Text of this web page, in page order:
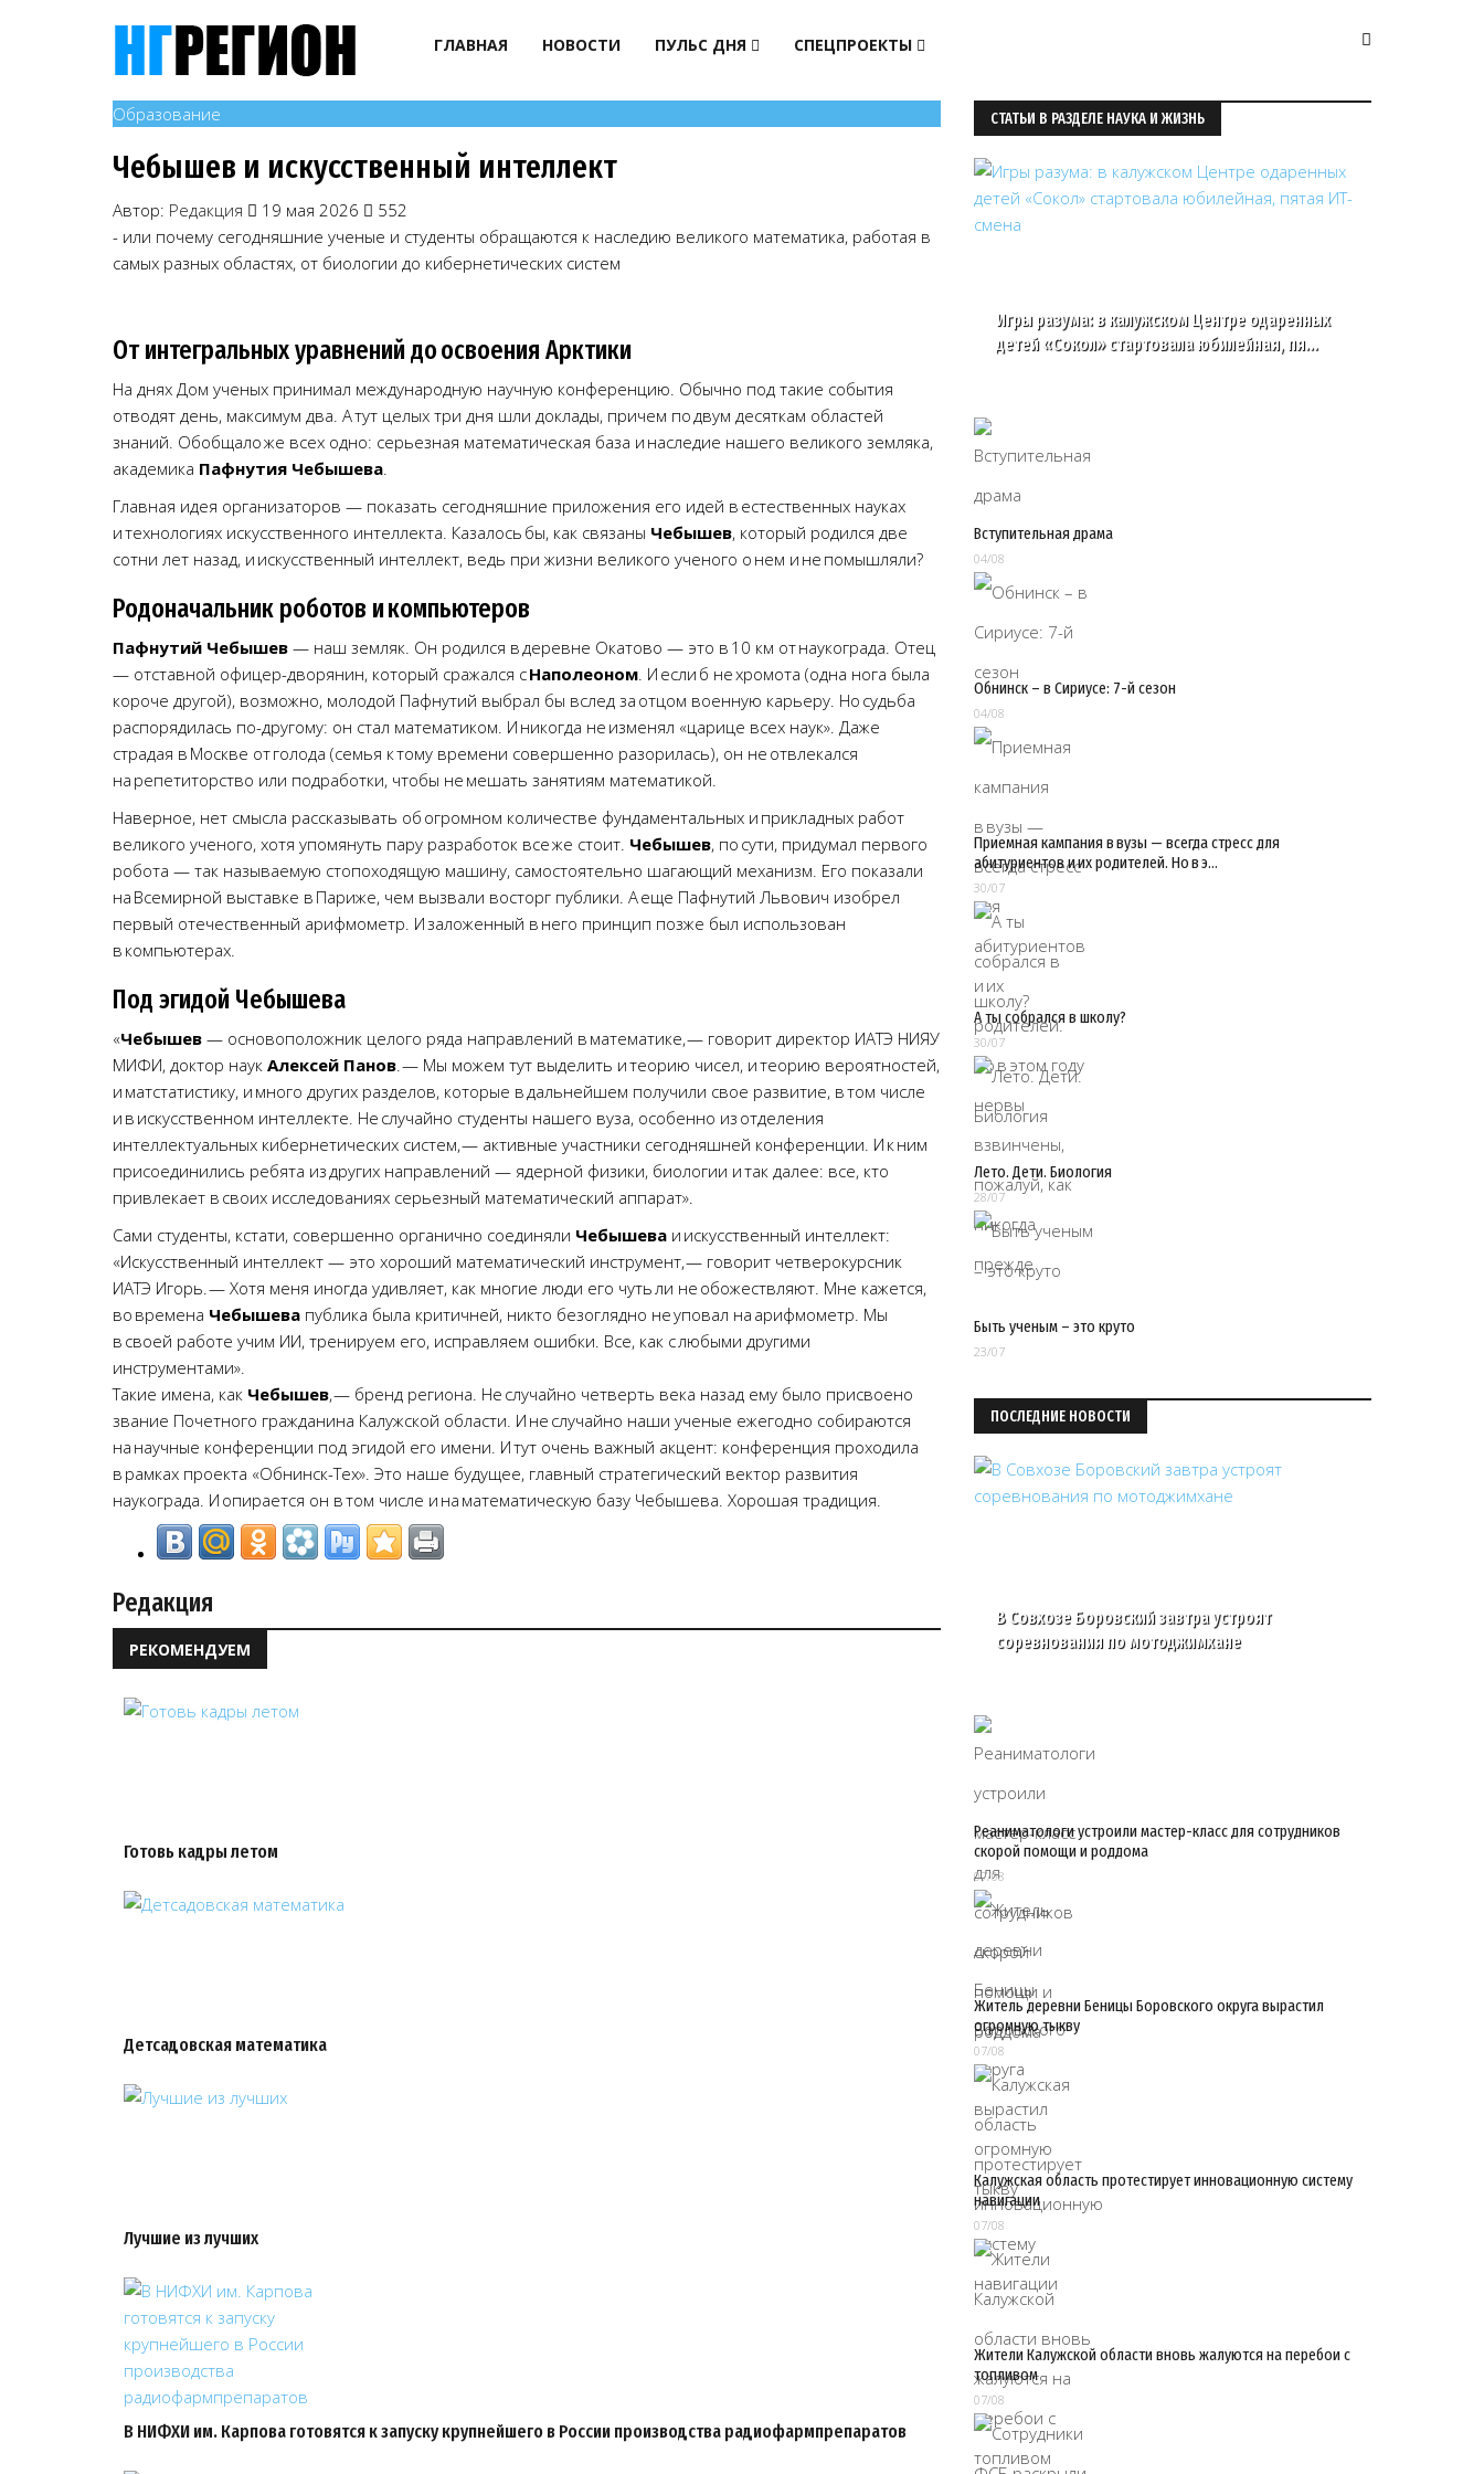
ГЛАВНАЯ НОВОСТИ ПУЛЬС ДНЯ СПЕЦПРОЕКТЫ
Образование
Чебышев и искусственный интеллект
Автор: Редакция 19 мая 2026
552
- или почему сегодняшние ученые и студенты обращаются к наследию великого математика, работая в
самых разных областях, от биологии до кибернетических систем
От интегральных уравнений до освоения Арктики
На днях Дом ученых принимал международную научную конференцию. Обычно под такие события
отводят день, максимум два. А тут целых три дня шли доклады, причем по двум десяткам областей
знаний. Обобщало же всех одно: серьезная математическая база и наследие нашего великого земляка,
академика Пафнутия Чебышева.
Главная идея организаторов — показать сегодняшние приложения его идей в естественных науках
и технологиях искусственного интеллекта. Казалось бы, как связаны Чебышев, который родился две
сотни лет назад, и искусственный интеллект, ведь при жизни великого ученого о нем и не помышляли?
Родоначальник роботов и компьютеров
Пафнутий Чебышев — наш земляк. Он родился в деревне Окатово — это в 10 км от наукограда. Отец
— отставной офицер-дворянин, который сражался сНаполеоном. И если б не хромота (одна нога была
короче другой), возможно, молодой Пафнутий выбрал бы вслед за отцом военную карьеру. Но судьба
распорядилась по-другому: он стал математиком. И никогда не изменял «царице всех наук». Даже
страдая в Москве от голода (семья к тому времени совершенно разорилась), он не отвлекался
на репетиторство или подработки, чтобы не мешать занятиям математикой.
Наверное, нет смысла рассказывать об огромном количестве фундаментальных и прикладных работ
великого ученого, хотя упомянуть пару разработок все же стоит. Чебышев, по сути, придумал первого
робота — так называемую стопоходящую машину, самостоятельно шагающий механизм. Его показали
на Всемирной выставке в Париже, чем вызвали восторг публики. А еще Пафнутий Львович изобрел
первый отечественный арифмометр. И заложенный в него принцип позже был использован
в компьютерах.
Под эгидой Чебышева
«Чебышев — основоположник целого ряда направлений в математике, — говорит директор ИАТЭ НИЯУ
МИФИ, доктор наук Алексей Панов. — Мы можем тут выделить и теорию чисел, и теорию вероятностей,
и матстатистику, и много других разделов, которые в дальнейшем получили свое развитие, в том числе
и в искусственном интеллекте. Не случайно студенты нашего вуза, особенно из отделения
интеллектуальных кибернетических систем, — активные участники сегодняшней конференции. И к ним
присоединились ребята из других направлений — ядерной физики, биологии и так далее: все, кто
привлекает в своих исследованиях серьезный математический аппарат».
Сами студенты, кстати, совершенно органично соединяли Чебышева и искусственный интеллект:
«Искусственный интеллект — это хороший математический инструмент, — говорит четверокурсник
ИАТЭ Игорь. — Хотя меня иногда удивляет, как многие люди его чуть ли не обожествляют. Мне кажется,
во времена Чебышева публика была критичней, никто безоглядно не уповал на арифмометр. Мы
в своей работе учим ИИ, тренируем его, исправляем ошибки. Все, как с любыми другими
инструментами».
Такие имена, как Чебышев, — бренд региона. Не случайно четверть века назад ему было присвоено
звание Почетного гражданина Калужской области. И не случайно наши ученые ежегодно собираются
на научные конференции под эгидой его имени. И тут очень важный акцент: конференция проходила
в рамках проекта «Обнинск-Тех». Это наше будущее, главный стратегический вектор развития
наукограда. И опирается он в том числе и на математическую базу Чебышева. Хорошая традиция.
Редакция
РЕКОМЕНДУЕМ
Готовь кадры летом
Детсадовская математика
Лучшие из лучших
В НИФХИ им. Карпова готовятся к запуску крупнейшего в России производства радиофармпрепаратов
СТАТЬИ В РАЗДЕЛЕ НАУКА И ЖИЗНЬ
Игры разума: в калужском Центре одаренных
детей «Сокол» стартовала юбилейная, пя…
Вступительная драма
04/08
Обнинск – в Сириусе: 7-й сезон
04/08
Приемная кампания в вузы — всегда стресс для
абитуриентов и их родителей. Но в э…
30/07
А ты собрался в школу?
30/07
Лето. Дети. Биология
28/07
Быть ученым – это круто
23/07
ПОСЛЕДНИЕ НОВОСТИ
В Совхозе Боровский завтра устроят
соревнования по мотоджимхане
Реаниматологи устроили мастер-класс для сотрудников
скорой помощи и роддома
07/08
Житель деревни Беницы Боровского округа вырастил
огромную тыкву
07/08
Калужская область протестирует инновационную систему
навигации
07/08
Жители Калужской области вновь жалуются на перебои с
топливом
07/08